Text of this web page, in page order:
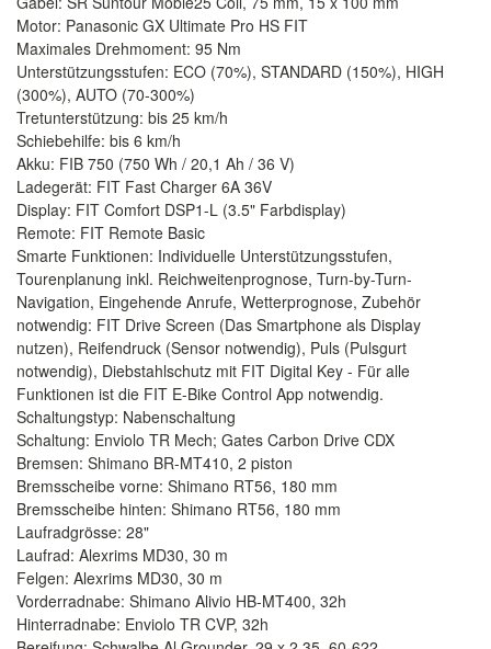
Motor: Panasonic GX Ultimate Pro HS FIT
Maximales Drehmoment: 95 Nm
Unterstützungsstufen: ECO (70%), STANDARD (150%), HIGH
(300%), AUTO (70-300%)
Tretunterstützung: bis 25 km/h
Schiebehilfe: bis 6 km/h
Akku: FIB 750 (750 Wh / 20,1 Ah / 36 V)
Ladegerät: FIT Fast Charger 6A 36V
Display: FIT Comfort DSP1-L (3.5" Farbdisplay)
Remote: FIT Remote Basic
Smarte Funktionen: Individuelle Unterstützungsstufen,
Tourenplanung inkl. Reichweitenprognose, Turn-by-Turn-
Navigation, Eingehende Anrufe, Wetterprognose, Zubehör
notwendig: FIT Drive Screen (Das Smartphone als Display
nutzen), Reifendruck (Sensor notwendig), Puls (Pulsgurt
notwendig), Diebstahlschutz mit FIT Digital Key - Für alle
Funktionen ist die FIT E-Bike Control App notwendig.
Schaltungstyp: Nabenschaltung
Schaltung: Enviolo TR Mech; Gates Carbon Drive CDX
Bremsen: Shimano BR-MT410, 2 piston
Bremsscheibe vorne: Shimano RT56, 180 mm
Bremsscheibe hinten: Shimano RT56, 180 mm
Laufradgrösse: 28"
Laufrad: Alexrims MD30, 30 m
Felgen: Alexrims MD30, 30 m
Vorderradnabe: Shimano Alivio HB-MT400, 32h
Hinterradnabe: Enviolo TR CVP, 32h